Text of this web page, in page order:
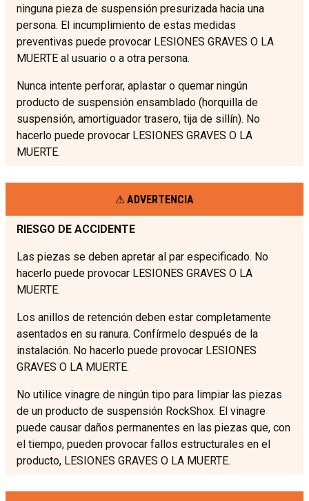
ninguna pieza de suspensión presurizada hacia una
persona. El incumplimiento de estas medidas
preventivas puede provocar LESIONES GRAVES O LA
MUERTE al usuario o a otra persona.
Nunca intente perforar, aplastar o quemar ningún
producto de suspensión ensamblado (horquilla de
suspensión, amortiguador trasero, tija de sillín). No
hacerlo puede provocar LESIONES GRAVES O LA
MUERTE.
ADVERTENCIA
RIESGO DE ACCIDENTE
Las piezas se deben apretar al par especificado. No
hacerlo puede provocar LESIONES GRAVES O LA
MUERTE.
Los anillos de retención deben estar completamente
asentados en su ranura. Confírmelo después de la
instalación. No hacerlo puede provocar LESIONES
GRAVES O LA MUERTE.
No utilice vinagre de ningún tipo para limpiar las piezas
de un producto de suspensión RockShox. El vinagre
puede causar daños permanentes en las piezas que, con
el tiempo, pueden provocar fallos estructurales en el
producto, LESIONES GRAVES O LA MUERTE.